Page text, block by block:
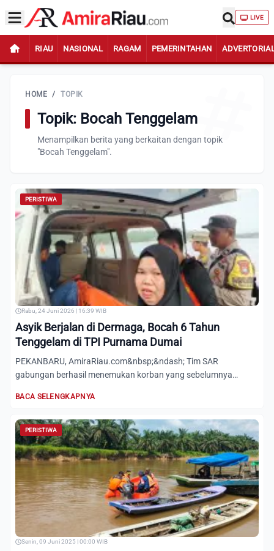
LIVE
RIAU NASIONAL RAGAM PEMERINTAHAN
HOME / TOPIK
Topik: Bocah Tenggelam
Menampilkan berita yang berkaitan dengan topik
"Bocah Tenggelam".
PERISTIWA
Rabu, 24 Juni 2026 | 16:39 WIB
Asyik Berjalan di Dermaga, Bocah 6 Tahun
Tenggelam di TPI Purnama Dumai
PEKANBARU, AmiraRiau.com&nbsp;&ndash; Tim SAR
gabungan berhasil menemukan korban yang sebelumnya
BACA SELENGKAPNYA
PERISTIWA
Senin, 09 Juni 2025 | 00:00 WIB